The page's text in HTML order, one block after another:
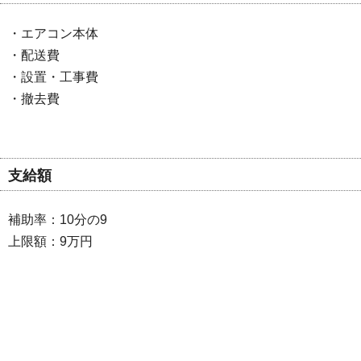
・エアコン本体
・配送費
・設置・工事費
・撤去費
支給額
補助率：10分の9
上限額：9万円